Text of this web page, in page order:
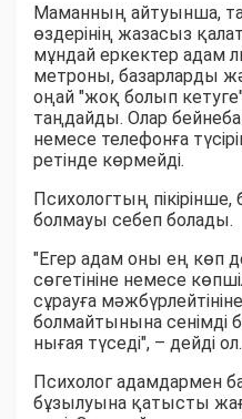
Маманның айтуынша,
өздерінің жазасыз
мұндай еркектер адам
метроны, базарларды
оңай "жоқ болып
таңдайды. Олар
немесе телефонға
ретінде көрмейді.
Психологтың
болмауы себеп болады.
"Егер адам оны ең көп
сөгетініне немесе
сұрауға
болмайтынына сенімді
нығая түседі", – дейді ол.
Психолог адамдармен
бұзылуына қатысты